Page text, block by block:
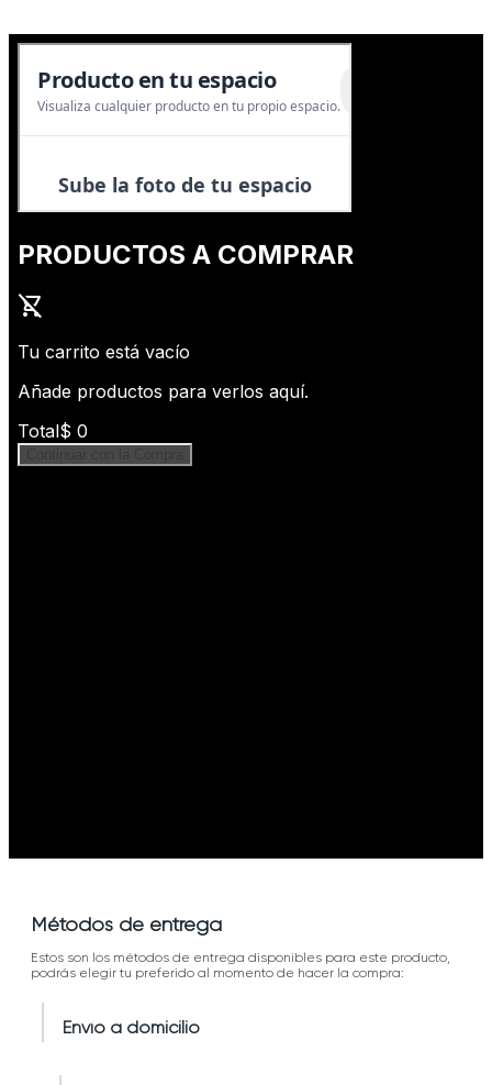
Métodos de entrega
Estos son los métodos de entrega disponibles para este producto,
podrás elegir tu preferido al momento de hacer la compra:
Envío a domicilio